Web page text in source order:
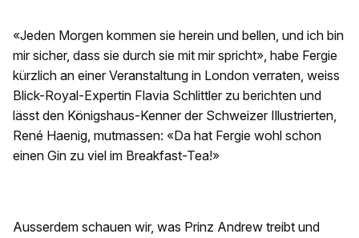
«Jeden Morgen kommen sie herein und bellen, und ich bin
mir sicher, dass sie durch sie mit mir spricht», habe Fergie
kürzlich an einer Veranstaltung in London verraten, weiss
Blick-Royal-Expertin Flavia Schlittler zu berichten und
lässt den Königshaus-Kenner der Schweizer Illustrierten,
René Haenig, mutmassen: «Da hat Fergie wohl schon
einen Gin zu viel im Breakfast-Tea!»
Ausserdem schauen wir, was Prinz Andrew treibt und